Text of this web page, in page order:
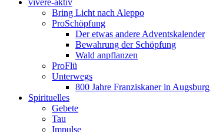
vivere-aktiv
Bring Licht nach Aleppo
ProSchöpfung
Der etwas andere Adventskalender
Bewahrung der Schöpfung
Wald anpflanzen
ProFlü
Unterwegs
800 Jahre Franziskaner in Augsburg
Spirituelles
Gebete
Tau
Impulse